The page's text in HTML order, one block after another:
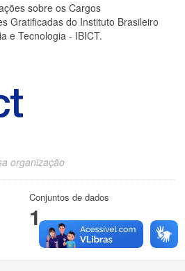
sobre os Cargos
Gratificadas do Instituto Brasileiro
e Tecnologia - IBICT.
organização
Conjuntos de dados
1